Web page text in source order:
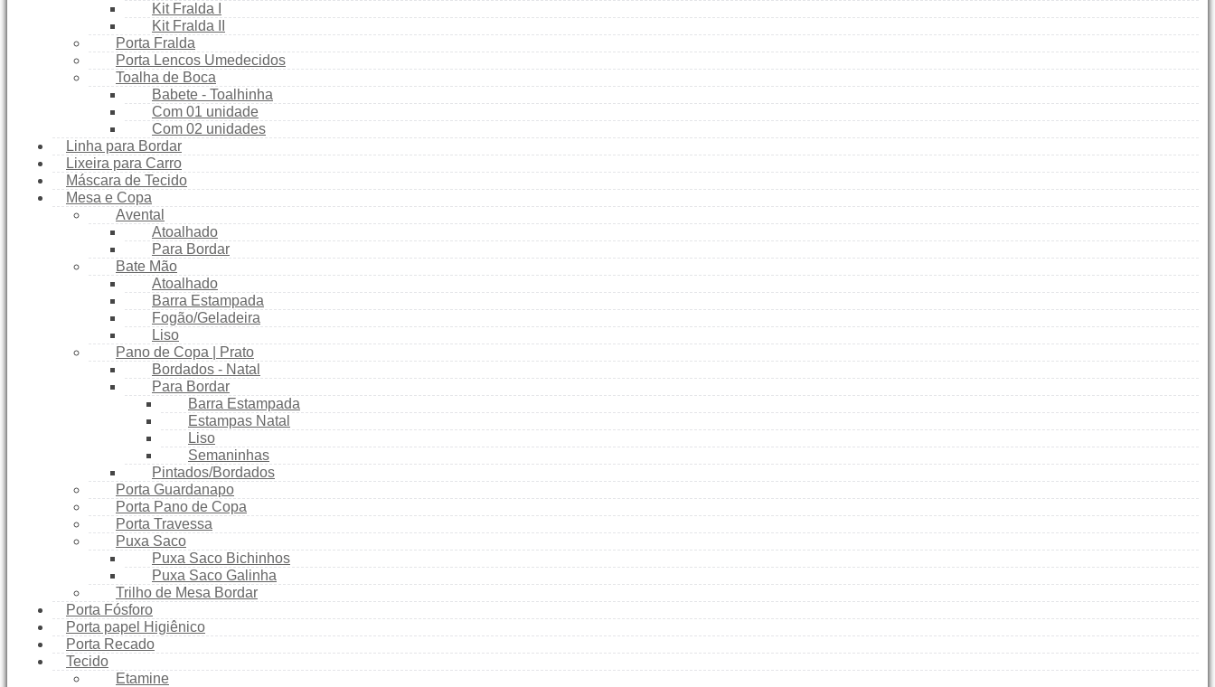
Kit Fralda I
Kit Fralda II
Porta Fralda
Porta Lencos Umedecidos
Toalha de Boca
Babete - Toalhinha
Com 01 unidade
Com 02 unidades
Linha para Bordar
Lixeira para Carro
Máscara de Tecido
Mesa e Copa
Avental
Atoalhado
Para Bordar
Bate Mão
Atoalhado
Barra Estampada
Fogão/Geladeira
Liso
Pano de Copa | Prato
Bordados - Natal
Para Bordar
Barra Estampada
Estampas Natal
Liso
Semaninhas
Pintados/Bordados
Porta Guardanapo
Porta Pano de Copa
Porta Travessa
Puxa Saco
Puxa Saco Bichinhos
Puxa Saco Galinha
Trilho de Mesa Bordar
Porta Fósforo
Porta papel Higiênico
Porta Recado
Tecido
Etamine